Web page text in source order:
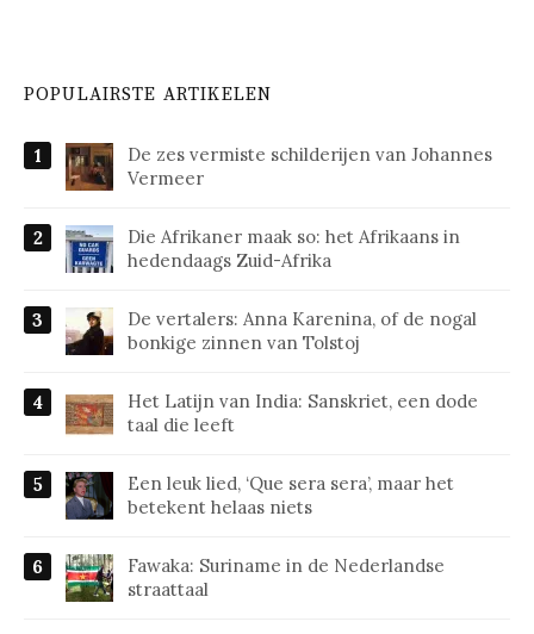
POPULAIRSTE ARTIKELEN
De zes vermiste schilderijen van Johannes
Vermeer
Die Afrikaner maak so: het Afrikaans in
hedendaags Zuid-Afrika
De vertalers: Anna Karenina, of de nogal
bonkige zinnen van Tolstoj
Het Latijn van India: Sanskriet, een dode
taal die leeft
Een leuk lied, ‘Que sera sera’, maar het
betekent helaas niets
Fawaka: Suriname in de Nederlandse
straattaal